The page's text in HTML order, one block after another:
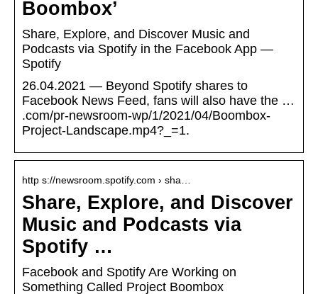
Boombox’
Share, Explore, and Discover Music and
Podcasts via Spotify in the Facebook App —
Spotify
26.04.2021 — Beyond Spotify shares to
Facebook News Feed, fans will also have the …
.com/pr-newsroom-wp/1/2021/04/Boombox-
Project-Landscape.mp4?_=1.
http s://newsroom.spotify.com › sha…
Share, Explore, and Discover
Music and Podcasts via
Spotify …
Facebook and Spotify Are Working on
Something Called Project Boombox